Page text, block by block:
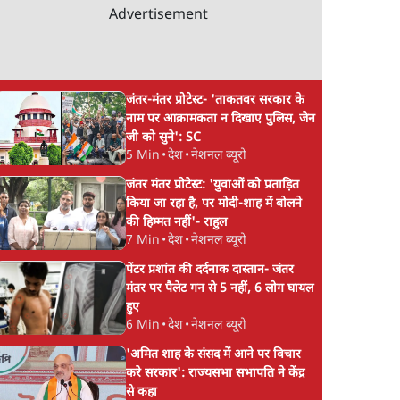
Advertisement
जंतर-मंतर प्रोटेस्ट- 'ताकतवर सरकार के
नाम पर आक्रामकता न दिखाए पुलिस, जेन
जी को सुने': SC
5 Min •देश•नेशनल ब्यूरो
जंतर मंतर प्रोटेस्ट: 'युवाओं को प्रताड़ित
किया जा रहा है, पर मोदी-शाह में बोलने
की हिम्मत नहीं'- राहुल
7 Min •देश•नेशनल ब्यूरो
पेंटर प्रशांत की दर्दनाक दास्तान- जंतर
मंतर पर पैलेट गन से 5 नहीं, 6 लोग घायल
हुए
6 Min •देश•नेशनल ब्यूरो
'अमित शाह के संसद में आने पर विचार
करे सरकार': राज्यसभा सभापति ने केंद्र
से कहा